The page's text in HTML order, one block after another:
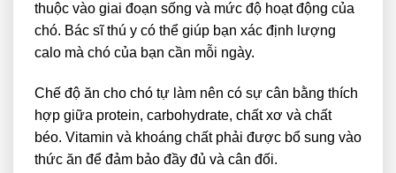
thuộc vào giai đoạn sống và mức độ hoạt động của
chó. Bác sĩ thú y có thể giúp bạn xác định lượng
calo mà chó của bạn cần mỗi ngày.
Chế độ ăn cho chó tự làm nên có sự cân bằng thích
hợp giữa protein, carbohydrate, chất xơ và chất
béo. Vitamin và khoáng chất phải được bổ sung vào
thức ăn để đảm bảo đầy đủ và cân đối.